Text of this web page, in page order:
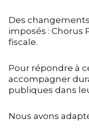
Des
imposés : Chorus
fiscale.
Pour répondre à
accompagner
publiques dans
Nous avons